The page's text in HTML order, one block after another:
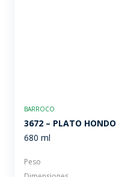
BARROCO
3672 – PLATO HONDO
680 ml
Peso